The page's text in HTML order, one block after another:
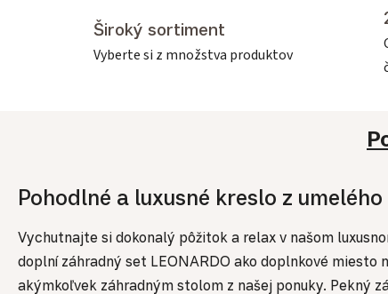
Široký sortiment
Vyberte si z množstva produktov
Pohodlné a luxusné kreslo z
Vychutnajte si dokonalý pôžitok a relax v našom
doplní záhradný set LEONARDO ako doplnkové miesto
akýmkoľvek záhradným stolom z našej ponuky. Pekný